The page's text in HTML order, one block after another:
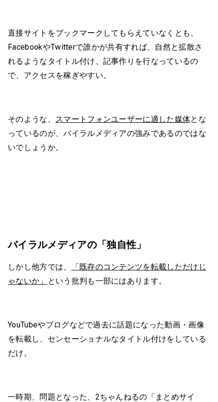
直接サイトをブックマークしてもらえていなくとも、
FacebookやTwitterで誰かが共有すれば、自然と拡散さ
れるようなタイトル付け、記事作りを行なっているの
で、アクセスを稼ぎやすい。
そのような、 スマートフォンユーザーに適した媒体とな
っているのが、バイラルメディアの強みであるのではな
いでしょうか。
バイラルメディアの「独自性」
しかし他方では、
「既存のコンテンツを転載しただけじ
ゃないか」
という批判も一部にはあります。
YouTubeやブログなどで過去に話題になった動画・画像
を転載し、センセーショナルなタイトル付けをしている
だけ。
一時期、問題となった、2ちゃんねるの「まとめサイ